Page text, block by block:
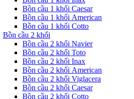
Bồn cầu 1 khối Caesar
Bồn cầu 1 khối American
Bồn cầu 1 khối Cotto
Bồn cầu 2 khối
Bồn cầu 2 khối Navier
Bồn cầu 2 khối Toto
Bồn cầu 2 khối Inax
Bồn cầu 2 khối American
Bồn cầu 2 khối Viglacera
Bồn cầu 2 khối Caesar
Bồn cầu 2 khối Cotto